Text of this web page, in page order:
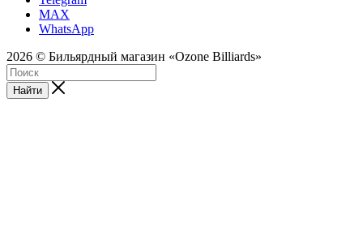
MAX
WhatsApp
2026 © Бильярдный магазин «Ozone Billiards»
Найти